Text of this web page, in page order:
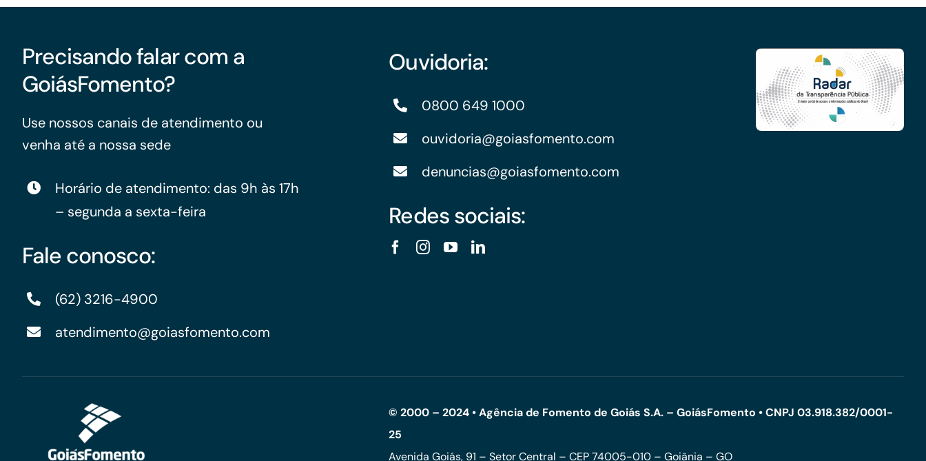
Precisando falar com a
GoiásFomento?
Use nossos canais de atendimento ou
venha até a nossa sede
Horário de atendimento: das 9h às 17h
– segunda a sexta-feira
Fale conosco:
(62) 3216-4900
atendimento@goiasfomento.com
Ouvidoria:
0800 649 1000
ouvidoria@goiasfomento.com
denuncias@goiasfomento.com
Redes sociais:
© 2000 – 2024 • Agência de Fomento de Goiás S.A. – GoiásFomento • CNPJ 03.918.382/0001-
25
Avenida Goiás, 91 – Setor Central – CEP 74005-010 – Goiânia – GO